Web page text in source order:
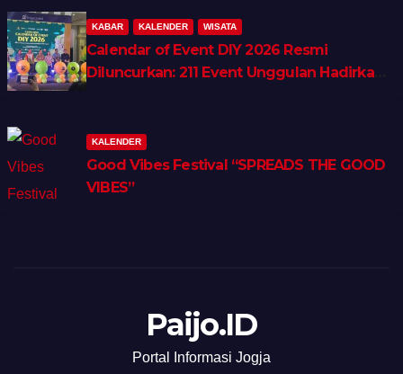
KABAR KALENDER WISATA
Calendar of Event DIY 2026 Resmi
Diluncurkan: 211 Event Unggulan Hadirkan
KALENDER
Good Vibes Festival “SPREADS THE GOOD
VIBES”
Paijo.ID
Portal Informasi Jogja